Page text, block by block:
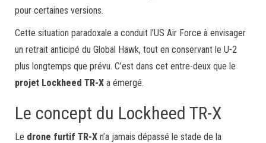
pour certaines versions.
Cette situation paradoxale a conduit l’US Air Force à envisager
un retrait anticipé du Global Hawk, tout en conservant le U-2
plus longtemps que prévu. C’est dans cet entre-deux que le
projet Lockheed TR-X a émergé.
Le concept du Lockheed TR-X
Le drone furtif TR-X n’a jamais dépassé le stade de la